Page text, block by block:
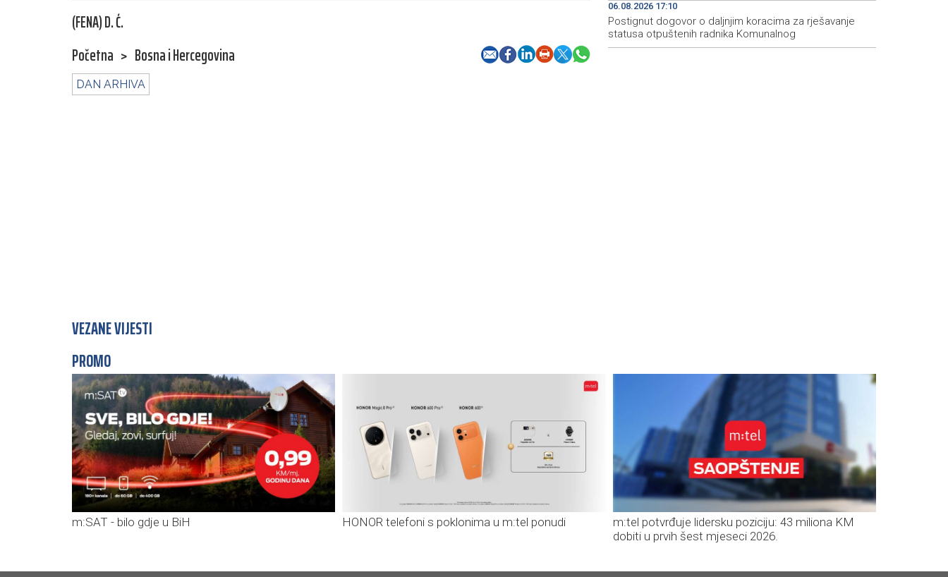
(FENA) D. Ć.
Početna > Bosna i Hercegovina
DAN ARHIVA
06.08.2026 17:10
Postignut dogovor o daljnjim koracima za rješavanje
statusa otpuštenih radnika Komunalnog
VEZANE VIJESTI
PROMO
m:SAT - bilo gdje u BiH HONOR telefoni s poklonima u m:tel ponudi
m:tel potvrđuje lidersku poziciju: 43 miliona KM
dobiti u prvih šest mjeseci 2026.